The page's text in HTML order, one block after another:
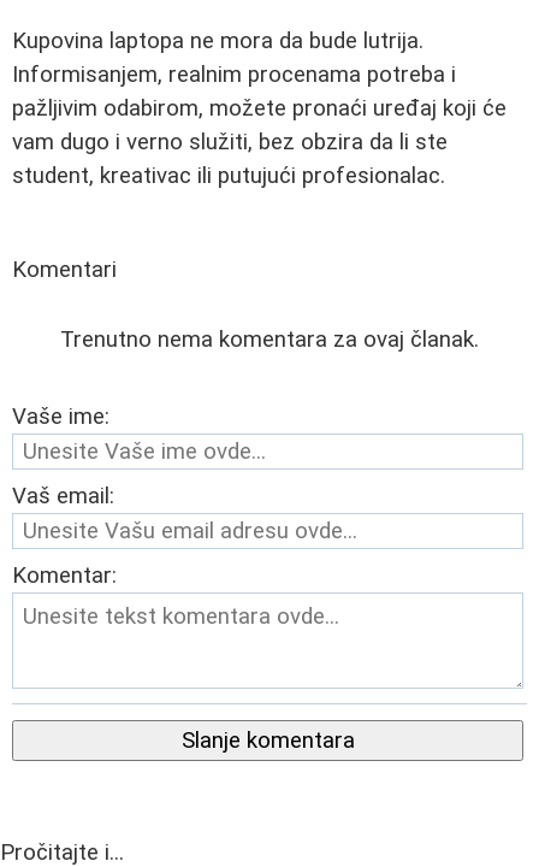
Kupovina laptopa ne mora da bude lutrija.
Informisanjem, realnim procenama potreba i
pažljivim odabirom, možete pronaći uređaj koji će
vam dugo i verno služiti, bez obzira da li ste
student, kreativac ili putujući profesionalac.
Komentari
Trenutno nema komentara za ovaj članak.
Vaše ime:
Vaš email:
Komentar:
Slanje komentara
Pročitajte i...